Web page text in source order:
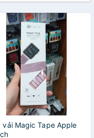
vải Magic Tape Apple